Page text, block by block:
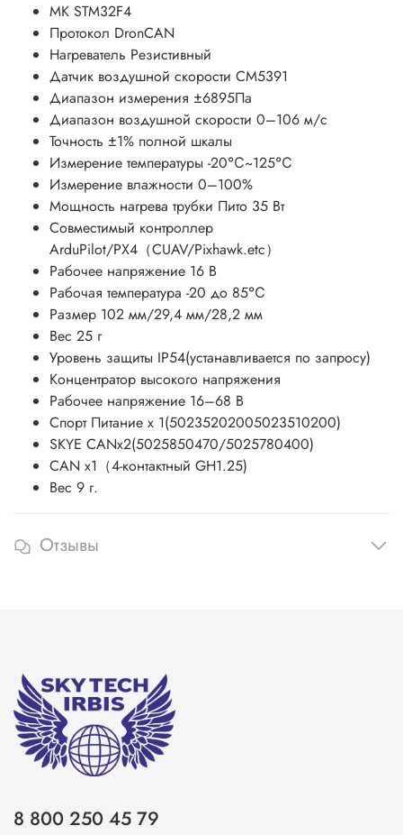
МК STM32F4
Протокол DronCAN
Нагреватель Резистивный
Датчик воздушной скорости СМ5391
Диапазон измерения ±6895Па
Диапазон воздушной скорости 0–106 м/с
Точность ±1% полной шкалы
Измерение температуры -20℃~125℃
Измерение влажности 0–100%
Мощность нагрева трубки Пито 35 Вт
Совместимый контроллер
ArduPilot/PX4（CUAV/Pixhawk.etc）
Рабочее напряжение 16 В
Рабочая температура -20 до 85℃
Размер 102 мм/29,4 мм/28,2 мм
Вес 25 г
Уровень защиты IP54(устанавливается по запросу)
Концентратор высокого напряжения
Рабочее напряжение 16–68 В
Спорт Питание x 1(50235202005023510200)
SKYE CANx2(5025850470/5025780400)
CAN x1（4-контактный GH1.25)
Вес 9 г.
Отзывы
8 800 250 45 79